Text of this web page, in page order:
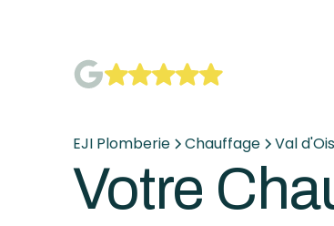
EJI Plomberie Chauffage Val
Votre